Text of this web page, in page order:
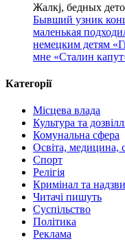
Жалкj, бедных
Бывший узник
маленькая
немецким детям
мне «Сталин
Категорії
Місцева влада
Культура та
Комунальна сфера
Освіта, медицина,
Спорт
Релігія
Кримінал та
Читачі пишуть
Суспільство
Політика
Реклама